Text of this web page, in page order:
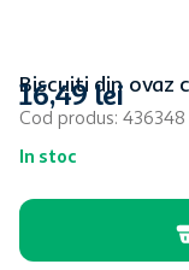
Biscuiti din ovaz
Cod produs: 436348
In stoc
16,49 lei